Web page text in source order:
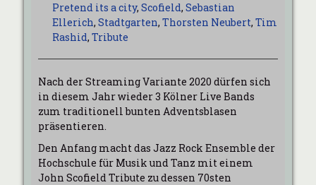
Pretend its a city, Scofield, Sebastian
Ellerich, Stadtgarten, Thorsten Neubert, Tim
Rashid, Tribute
Nach der Streaming Variante 2020 dürfen sich
in diesem Jahr wieder 3 Kölner Live Bands
zum traditionell bunten Adventsblasen
präsentieren.
Den Anfang macht das Jazz Rock Ensemble der
Hochschule für Musik und Tanz mit einem
John Scofield Tribute zu dessen 70sten